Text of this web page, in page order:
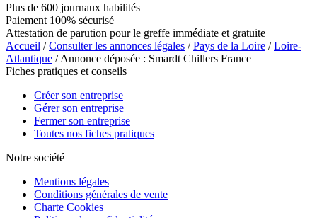
Plus de 600 journaux habilités
Paiement 100% sécurisé
Attestation de parution pour le greffe immédiate et gratuite
Accueil /Consulter les annonces légales /Pays de la Loire /Loire-
Atlantique / Annonce déposée : Smardt Chillers France
Fiches pratiques et conseils
Créer son entreprise
Gérer son entreprise
Fermer son entreprise
Toutes nos fiches pratiques
Notre société
Mentions légales
Conditions générales de vente
Charte Cookies